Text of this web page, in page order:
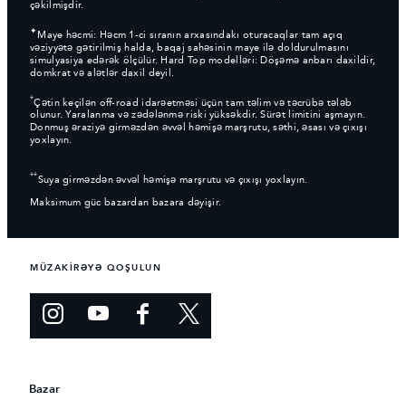
çəkilmişdir.
✦ Maye həcmi: Həcm 1-ci sıranın arxasındakı oturacaqlar tam açıq
vəziyyətə gətirilmiş halda, baqaj sahəsinin maye ilə doldurulmasını
simulyasiya edərək ölçülür. Hard Top modelləri: Döşəmə anbarı daxildir,
domkrat və alətlər daxil deyil.
*Çətin keçilən off-road idarəetməsi üçün tam təlim və təcrübə tələb
olunur. Yaralanma və zədələnmə riski yüksəkdir. Sürət limitini aşmayın.
Donmuş əraziyə girməzdən əvvəl həmişə marşrutu, səthi, əsası və çıxışı
yoxlayın.
**Suya girməzdən əvvəl həmişə marşrutu və çıxışı yoxlayın.
Maksimum güc bazardan bazara dəyişir.
MÜZAKİRƏYƏ QOŞULUN
Bazar